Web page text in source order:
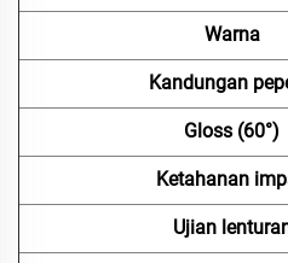
Warna
Kandungan
Gloss (60°)
Ketahanan
Ujian